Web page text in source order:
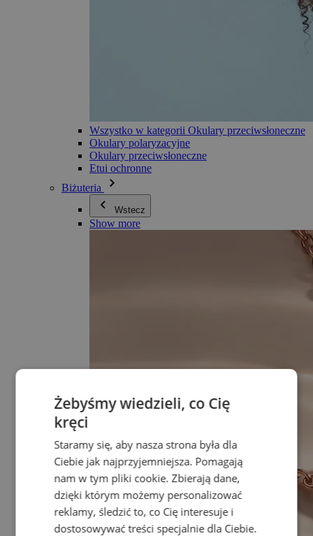
Wszystko w kategorii Okulary przeciwsłoneczne
Okulary polaryzacyjne
Okulary przeciwsłoneczne
Etui ochronne
Biżuteria
Wstecz
Show more
Żebyśmy wiedzieli, co Cię
kręci
Staramy się, aby nasza strona była dla
Ciebie jak najprzyjemniejsza. Pomagają
nam w tym pliki cookie. Zbierają dane,
dzięki którym możemy personalizować
reklamy, śledzić to, co Cię interesuje i
dostosowywać treści specjalnie dla Ciebie.